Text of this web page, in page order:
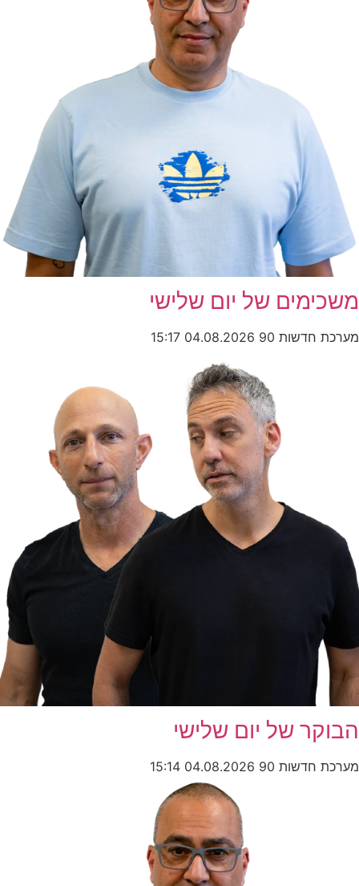
משכימים של יום שלישי
מערכת חדשות 90 04.08.2026
15:17
הבוקר של יום שלישי
מערכת חדשות 90 04.08.2026
15:14